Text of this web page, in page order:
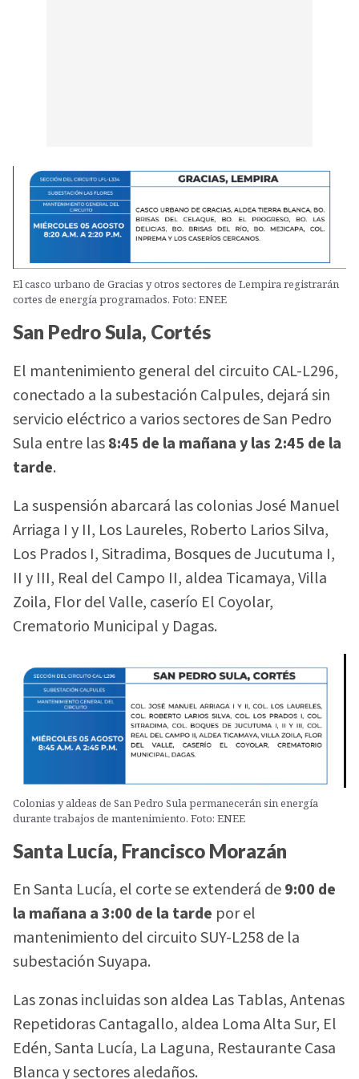
El casco urbano de Gracias y otros sectores de Lempira registrarán
cortes de energía programados. Foto: ENEE
San Pedro Sula, Cortés
El mantenimiento general del circuito CAL-L296,
conectado a la subestación Calpules, dejará sin
servicio eléctrico a varios sectores de San Pedro
Sula entre las8:45 de la mañana y las 2:45 de la
tarde.
La suspensión abarcará las colonias José Manuel
Arriaga I y II, Los Laureles, Roberto Larios Silva,
Los Prados I, Sitradima, Bosques de Jucutuma I,
II y III, Real del Campo II, aldea Ticamaya, Villa
Zoila, Flor del Valle, caserío El Coyolar,
Crematorio Municipal y Dagas.
Colonias y aldeas de San Pedro Sula permanecerán sin energía
durante trabajos de mantenimiento. Foto: ENEE
Santa Lucía, Francisco Morazán
En Santa Lucía, el corte se extenderá de9:00 de
la mañana a 3:00 de la tarde por el
mantenimiento del circuito SUY-L258 de la
subestación Suyapa.
Las zonas incluidas son aldea Las Tablas, Antenas
Repetidoras Cantagallo, aldea Loma Alta Sur, El
Edén, Santa Lucía, La Laguna, Restaurante Casa
Blanca y sectores aledaños.